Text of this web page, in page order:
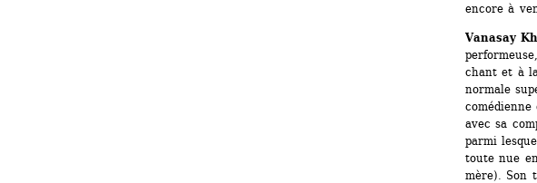
encore à
Vanasay
chant et à
normale
avec sa
parmi
toute nue
mère). Son